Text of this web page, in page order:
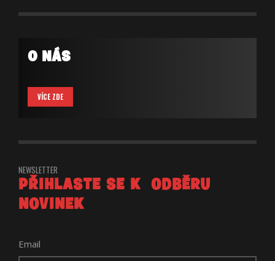
O NÁS
VÍCE ZDE
NEWSLETTER
PŘIHLASTE SE K ODBĚRU
NOVINEK
Email